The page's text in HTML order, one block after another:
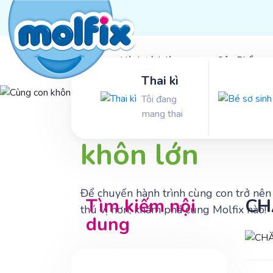
Hành trình làm mẹ Sản Phẩm
Cùng con
khôn lớn
Để chuyến hành trình cùng con trở nên
thú vị hơn, khám phá cùng Molfix nào!
Thai kì
Tôi đang
mang thai
Tìm kiếm nội
dung